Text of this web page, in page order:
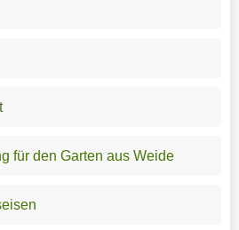
für den Garten aus Weide